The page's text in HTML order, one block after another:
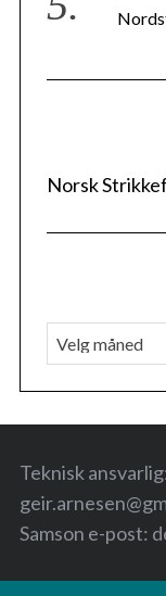
Norsk
A
r
k
i
Teknisk
Samson e-post: